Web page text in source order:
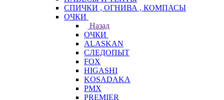
СПИЧКИ , ОГНИВА , КОМПАСЫ
ОЧКИ
Назад
ОЧКИ
ALASKAN
СЛЕДОПЫТ
FOX
HIGASHI
KOSADAKA
PMX
PREMIER